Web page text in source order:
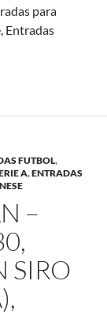
para
Entradas
FUTBOL,
A,ENTRADAS
–
SIRO